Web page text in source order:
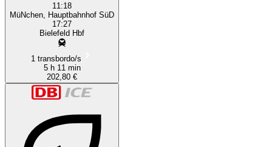
11:18
MüNchen, Hauptbahnhof SüD
17:27
Bielefeld Hbf
1 transbordo/s
5 h 11 min
202,80 €